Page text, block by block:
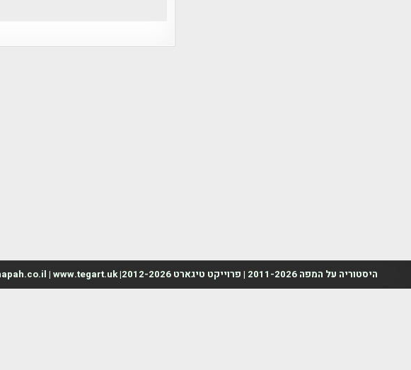
היסטוריה על המפה 2011-2026 | פרוייקט טיגארט 2012-2026| www.mapah.co.il | www.tegart.uk